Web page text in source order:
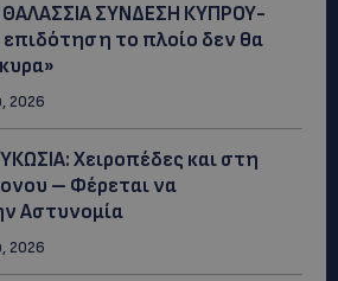
ΘΑΛΑΣΣΙΑ ΣΥΝΔΕΣΗ ΚΥΠΡΟΥ-
το πλοίο δεν θα
2026
Χειροπέδες και στη
– Φέρεται να
Αστυνομία
2026